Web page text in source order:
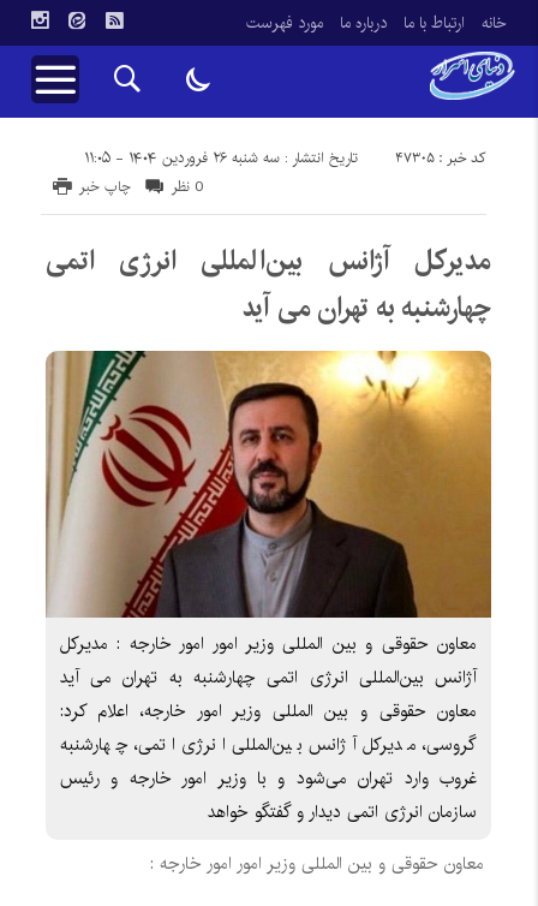
خانه ارتباط با ما درباره ما مورد فهرست
تاریخ انتشار : سه شنبه ۲۶ فروردین ۱۴۰۴ - ۱۱:۰۵ کد خبر : 47305
چاپ خبر 0 نظر
مدیرکل آژانس بین‌المللی انرژی اتمی
چهارشنبه به تهران می آید
معاون حقوقی و بین المللی وزیر امور امور خارجه : مدیرکل
آژانس بین‌المللی انرژی اتمی چهارشنبه به تهران می آید
معاون حقوقی و بین المللی وزیر امور خارجه، اعلام کرد:
گروسی، مدیرکل آژانس بین‌المللی انرژی اتمی، چهارشنبه
غروب وارد تهران می‌شود و با وزیر امور خارجه و رئیس
سازمان انرژی اتمی دیدار و گفتگو خواهد
معاون حقوقی و بین المللی وزیر امور امور خارجه :